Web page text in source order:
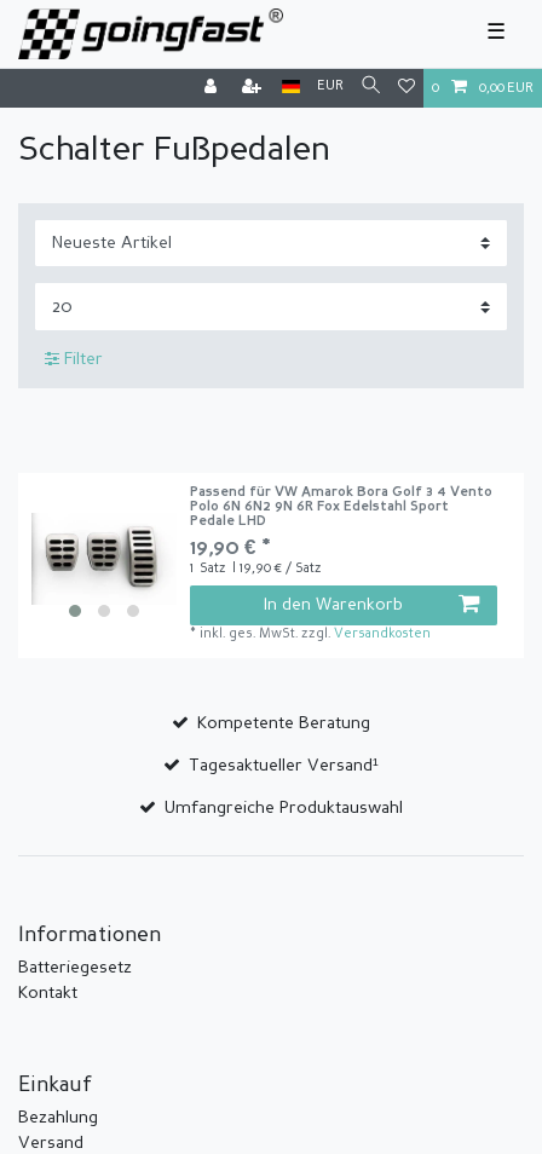
☰
EUR 0 0,00 EUR
Schalter Fußpedalen
Filter
Passend für VW Amarok Bora Golf 3 4 Vento
Polo 6N 6N2 9N 6R Fox Edelstahl Sport
Pedale LHD
19,90 € *
1 Satz | 19,90 € / Satz
In den Warenkorb
* inkl. ges. MwSt. zzgl. Versandkosten
Kompetente Beratung
Tagesaktueller Versand¹
Umfangreiche Produktauswahl
Informationen
Batteriegesetz
Kontakt
Einkauf
Bezahlung
Versand